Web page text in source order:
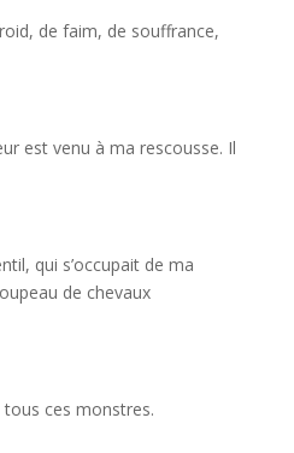
de faim, de souffrance,
est venu à ma rescousse. Il
qui s’occupait de ma
de chevaux
tous ces monstres.